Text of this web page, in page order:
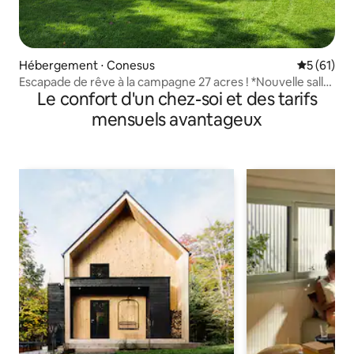
Hébergement ⋅ Conesus
5 (61)
Escapade de rêve à la campagne 27 acres ! *Nouvelle salle
de jeux !*
Le confort d'un chez-soi et des tarifs
mensuels avantageux